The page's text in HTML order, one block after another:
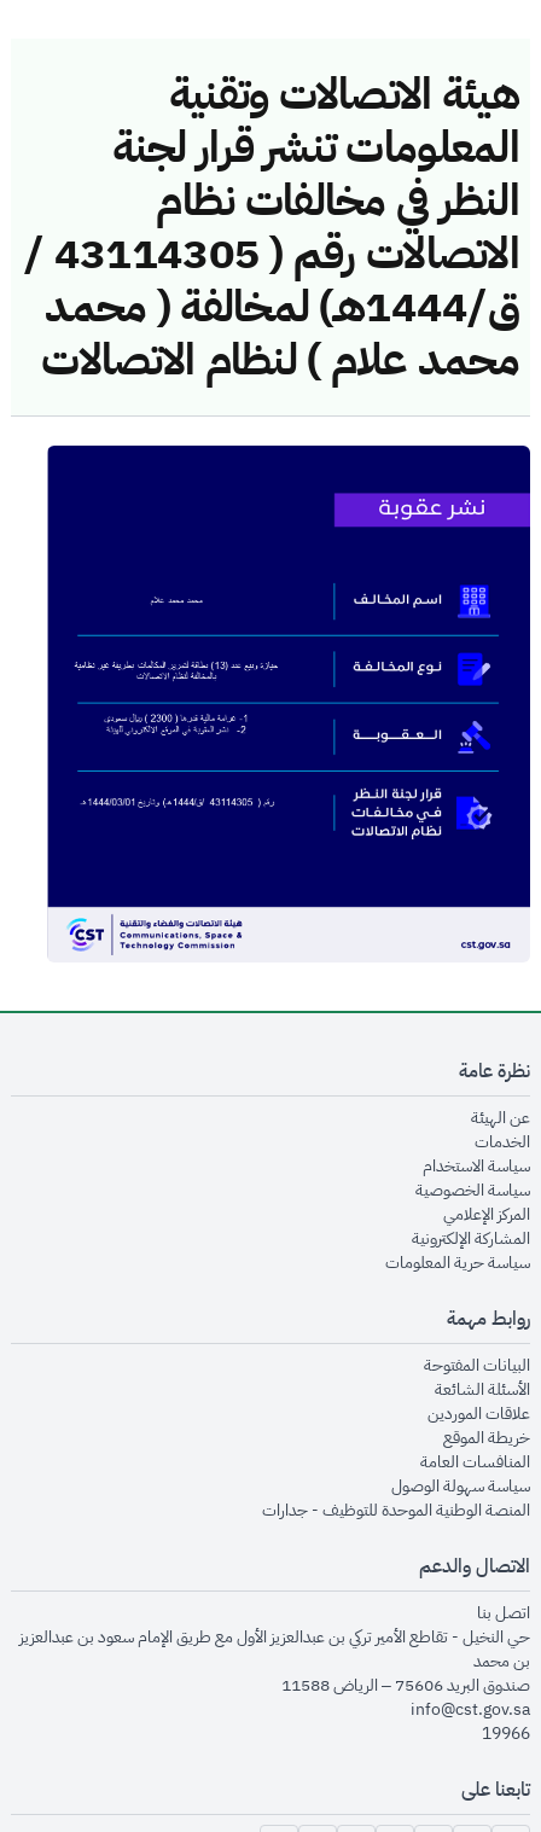
هيئة الاتصالات وتقنية
المعلومات تنشر قرار لجنة
النظر في مخالفات نظام
الاتصالات رقم ( 43114305 /
ق/1444هـ) لمخالفة ( محمد
محمد علام ) لنظام الاتصالات
نظرة عامة
عن الهيئةopens in new window
الخدماتopens in new window
سياسة الاستخدام
سياسة الخصوصيةopens in new window
المركز الإعلاميopens in new window
المشاركة الإلكترونيةopens in new window
سياسة حرية المعلوماتopens in new window
روابط مهمة
البيانات المفتوحةopens in new window
الأسئلة الشائعةopens in new window
علاقات الموردينopens in new window
خريطة الموقعopens in new window
المنافسات العامةopens in new window
سياسة سهولة الوصولopens in new window
المنصة الوطنية الموحدة للتوظيف - جداراتopens in new window
الاتصال والدعم
اتصل بنا
حي النخيل - تقاطع الأمير تركي بن عبدالعزيز الأول مع طريق الإمام سعود بن عبدالعزيز
بن محمد
صندوق البريد 75606 – الرياض 11588
info@cst.gov.sa
19966
تابعنا على